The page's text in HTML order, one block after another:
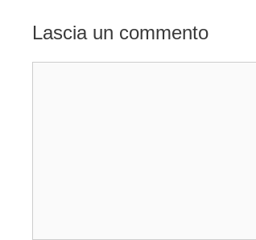
Lascia un commento